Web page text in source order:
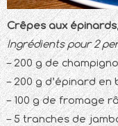
Crêpes aux
Ingrédients pour 2
– 200 g de
– 200 g d’épinard en
– 100 g de fromage
– 5 tranches de